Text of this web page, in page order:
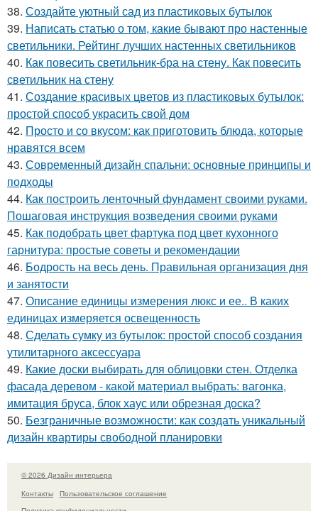
38. Создайте уютный сад из пластиковых бутылок
39. Написать статью о том, какие бывают про настенные
светильники. Рейтинг лучших настенных светильников
40. Как повесить светильник-бра на стену. Как повесить
светильник на стену
41. Создание красивых цветов из пластиковых бутылок:
простой способ украсить свой дом
42. Просто и со вкусом: как приготовить блюда, которые
нравятся всем
43. Современный дизайн спальни: основные принципы и
подходы
44. Как построить ленточный фундамент своими руками.
Пошаговая инструкция возведения своими руками
45. Как подобрать цвет фартука под цвет кухонного
гарнитура: простые советы и рекомендации
46. Бодрость на весь день. Правильная организация дня
и занятости
47. Описание единицы измерения люкс и ее.. В каких
единицах измеряется освещенность
48. Сделать сумку из бутылок: простой способ создания
утилитарного аксессуара
49. Какие доски выбирать для облицовки стен. Отделка
фасада деревом - какой материал выбрать: вагонка,
имитация бруса, блок хаус или обрезная доска?
50. Безграничные возможности: как создать уникальный
дизайн квартиры свободной планировки
© 2026 Дизайн интерьера
Контакты
Пользовательское соглашение